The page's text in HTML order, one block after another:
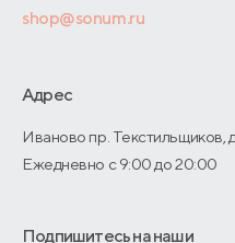
Оптовые продажи
О производстве
shop@sonum.ru
Адрес
Иваново пр. Текстильщиков,
Ежедневно с 9:00 до 20:00
Подпишитесь на наши